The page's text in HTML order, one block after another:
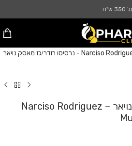
נרסיסו רודריגז מאסק נויאר – Narciso Rodriguez